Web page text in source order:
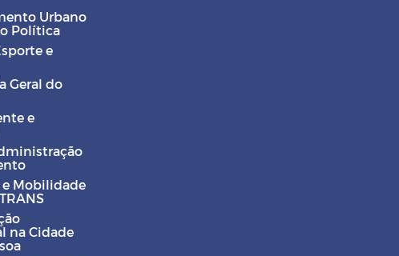
Urbano
Política
e
Geral do
e
e Mobilidade
na Cidade